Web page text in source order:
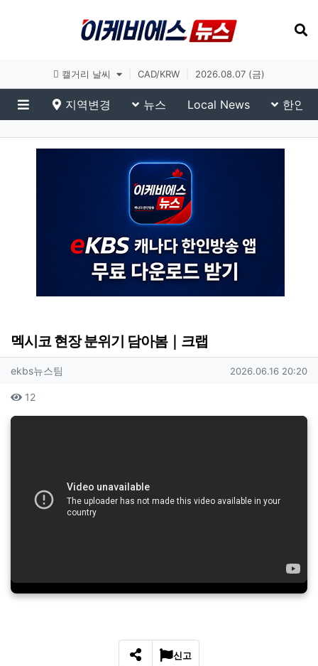
토론토 날씨 CAD/KRW 2026.08.07 (금)
메뉴
지역변경 뉴스 Local News 한인
이슈 브리핑
멕시코 현장 분위기 담아봄｜크랩
작성자 정보
ekbs뉴스팀 작성일
2026.06.16 20:20
컨텐츠 정보
12조회
본문
신고